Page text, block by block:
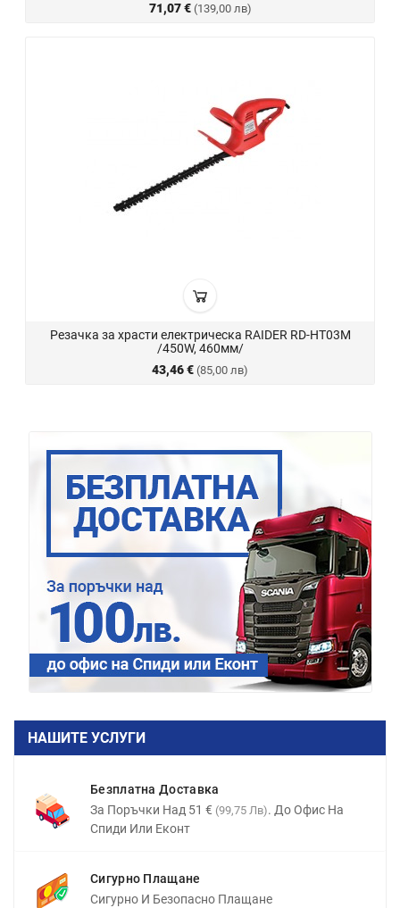
71,07 € (139,00 лв)
Резачка за храсти електрическа RAIDER RD-HT03M
/450W, 460мм/
43,46 € (85,00 лв)
НАШИТЕ УСЛУГИ
Безплатна Доставка
За Поръчки Над 51 € (99,75 Лв). До Офис На
Спиди Или Еконт
Сигурно Плащане
Сигурно И Безопасно Плащане